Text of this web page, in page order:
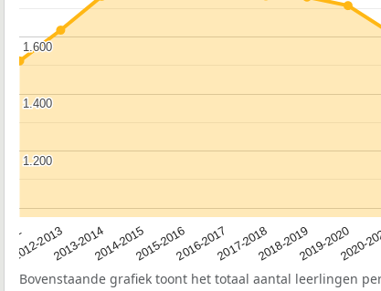
2012-20132013-20142014-20152015-20162016-20172017-20182018-20192019-20202020-
1.200
1.200
1.400
1.400
1.600
1.600
Bovenstaande grafiek toont het totaal aantal leerlingen